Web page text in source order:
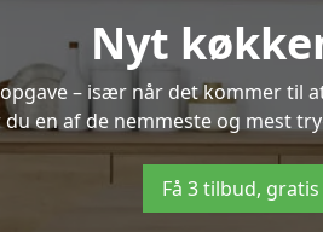
Nyt
– især når det kommer
en af de nemmeste og mest
Få 3 tilbud,